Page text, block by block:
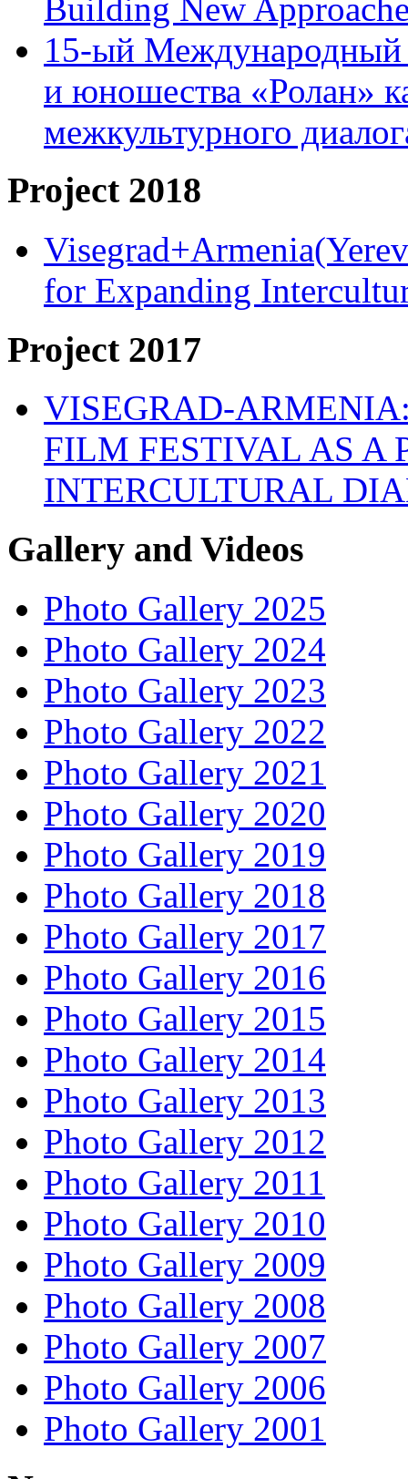
Building New
15-ый Международный
и юношества «Ролан»
межкультурного
Project 2018
for Expanding
Project 2017
VISEGRAD-
FILM FESTIVAL AS A
INTERCULTURAL
Gallery and Videos
Photo Gallery 2025
Photo Gallery 2024
Photo Gallery 2023
Photo Gallery 2022
Photo Gallery 2021
Photo Gallery 2020
Photo Gallery 2019
Photo Gallery 2018
Photo Gallery 2017
Photo Gallery 2016
Photo Gallery 2015
Photo Gallery 2014
Photo Gallery 2013
Photo Gallery 2012
Photo Gallery 2011
Photo Gallery 2010
Photo Gallery 2009
Photo Gallery 2008
Photo Gallery 2007
Photo Gallery 2006
Photo Gallery 2001